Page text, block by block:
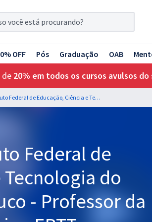
OFF Pós Graduação OAB
de 20% em todos os cursos avulsos do
IF Sertão PE - Instituto Federal de Educação, Ciência e Tecnologia do Sertão de Pernambuco - Professor da Carreira do Magistério - EBTT: Administração (Pré-edital)
Federal de
Tecnologia do
- Professor da